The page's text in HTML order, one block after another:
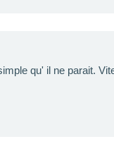
qu' il ne parait.